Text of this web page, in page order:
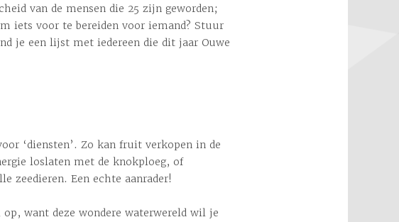
van de mensen die 25 zijn geworden;
iets voor te bereiden voor iemand? Stuur
je een lijst met iedereen die dit jaar Ouwe
‘diensten’. Zo kan fruit verkopen in de
loslaten met de knokploeg, of
zeedieren. Een echte aanrader!
op, want deze wondere waterwereld wil je